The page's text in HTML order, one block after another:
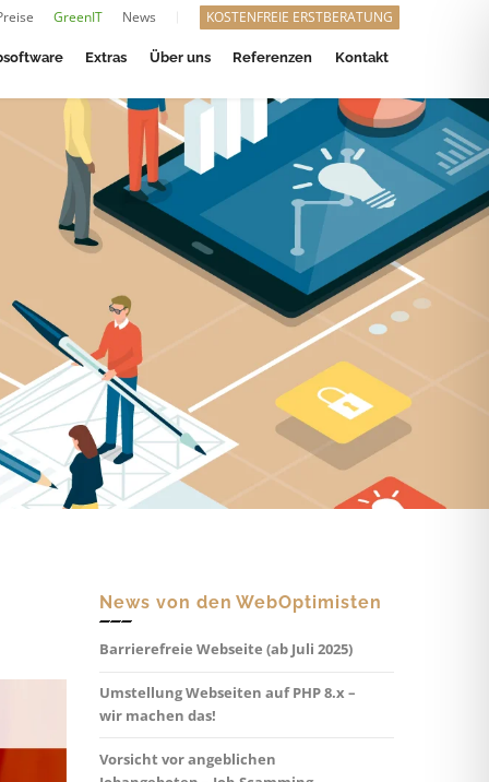
GreenIT News KOSTENFREIE ERSTBERATUNG
Extras Über uns Referenzen Kontakt
News von den WebOptimisten
Barrierefreie Webseite (ab Juli 2025)
Umstellung Webseiten auf PHP 8.x –
wir machen das!
Vorsicht vor angeblichen